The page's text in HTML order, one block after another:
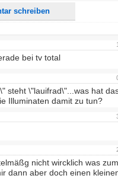
schreiben
bei tv total
steht \"lauifrad\"...was hat
Illuminaten damit zu tun?
nicht wircklich was
dann aber doch einen